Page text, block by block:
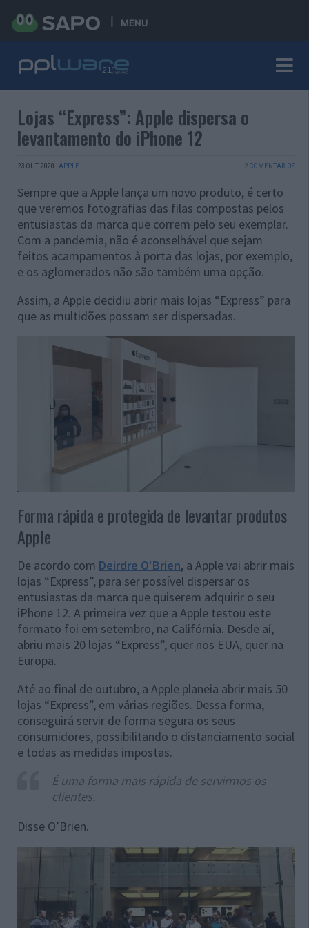
MENU
Lojas “Express”: Apple dispersa o
levantamento do iPhone 12
23 OUT 2020 · APPLE 2 COMENTÁRIOS
Sempre que a Apple lança um novo produto, é certo
que veremos fotografias das filas compostas pelos
entusiastas da marca que correm pelo seu exemplar.
Com a pandemia, não é aconselhável que sejam
feitos acampamentos à porta das lojas, por exemplo,
e os aglomerados não são também uma opção.
Assim, a Apple decidiu abrir mais lojas “Express” para
que as multidões possam ser dispersadas.
Forma rápida e protegida de levantar produtos
Apple
De acordo com Deirdre O'Brien, a Apple vai abrir mais
lojas “Express”, para ser possível dispersar os
entusiastas da marca que quiserem adquirir o seu
iPhone 12. A primeira vez que a Apple testou este
formato foi em setembro, na Califórnia. Desde aí,
abriu mais 20 lojas “Express”, quer nos EUA, quer na
Europa.
Até ao final de outubro, a Apple planeia abrir mais 50
lojas “Express”, em várias regiões. Dessa forma,
conseguirá servir de forma segura os seus
consumidores, possibilitando o distanciamento social
e todas as medidas impostas.
É uma forma mais rápida de servirmos os
clientes.
Disse O’Brien.